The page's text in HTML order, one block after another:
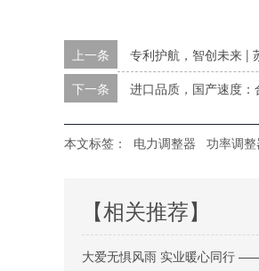
上一条
专利护航，智创未来 |
下一条 进口品质，国产速度
本文标签： 电力调整器 功率调整
【相关推荐】
大爱无惧风雨 实业暖心同行